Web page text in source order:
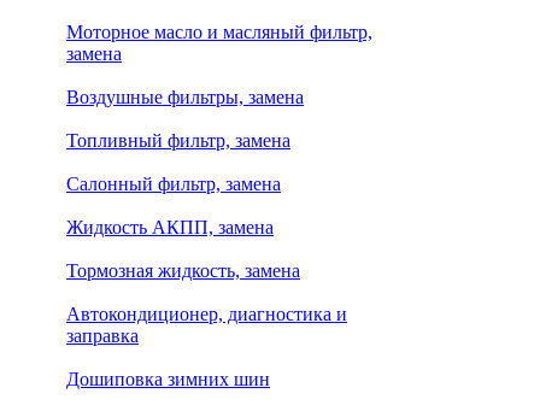
Моторное масло и масляный фильтр,
замена
Воздушные фильтры, замена
Топливный фильтр, замена
Салонный фильтр, замена
Жидкость АКПП, замена
Тормозная жидкость, замена
Автокондиционер, диагностика и
заправка
Дошиповка зимних шин